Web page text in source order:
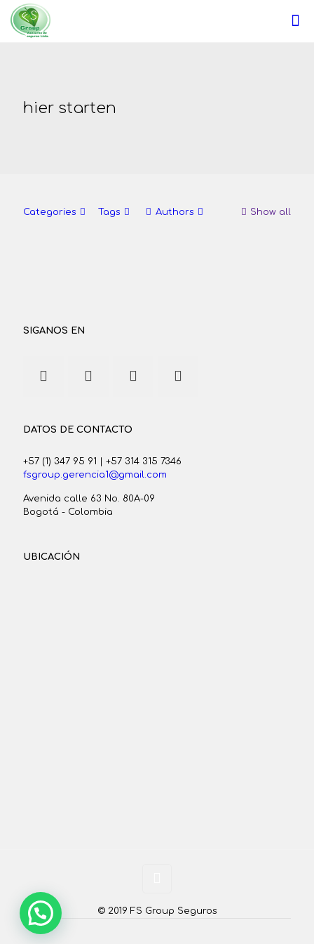
hier starten
Categories Tags Authors Show all
SIGANOS EN
DATOS DE CONTACTO
+57 (1) 347 95 91
+57 314 315 7346
fsgroup.gerencia1@gmail.com
Avenida calle 63 No. 80A-09
Bogotá - Colombia
UBICACIÓN
© 2019 FS Group Seguros